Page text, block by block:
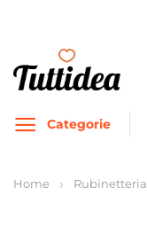
contenuti
Categorie
Home Rubinetteria